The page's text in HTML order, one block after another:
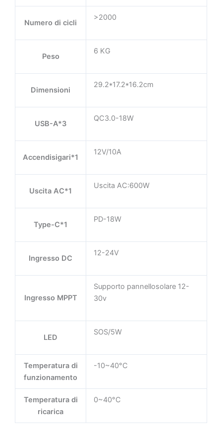
Numero di cicli
>2000
Peso
6 KG
Dimensioni
29.2*17.2*16.2cm
USB-A*3
QC3.0-18W
Accendisigari*1
12V/10A
Uscita AC*1
Uscita AC:600W
Type-C*1
PD-18W
Ingresso DC
12-24V
Ingresso MPPT
Supporto pannellosolare 12-
30v
LED
SOS/5W
Temperatura di
funzionamento
-10~40°C
Temperatura di
ricarica
0~40°C